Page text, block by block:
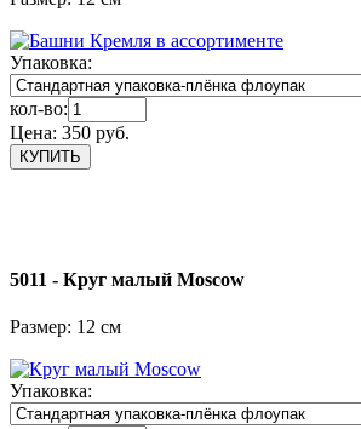
Упаковка:
кол-во:
Цена: 350 руб.
5011 - Круг малый Moscow
Размер: 12 см
Упаковка: